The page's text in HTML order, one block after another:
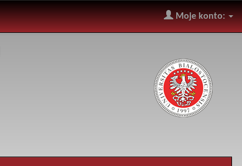
Moje konto: